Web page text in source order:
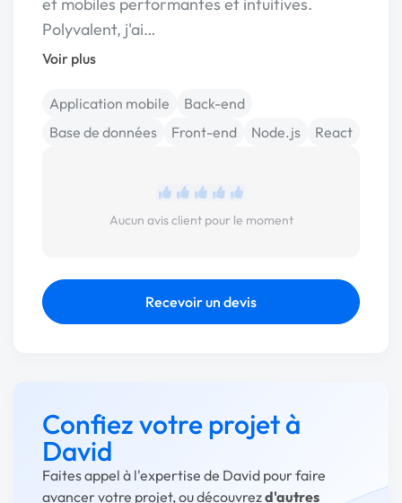
Polyvalent, j'ai…
Voir plus
Application mobile
Back-end
Base de données
Front-end Node.js React
Aucun avis client pour le moment
Recevoir un devis
Confiez votre projet à
David
Faites appel à l'expertise de David pour faire
avancer votre projet, ou découvrezd'autres